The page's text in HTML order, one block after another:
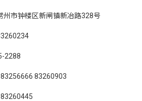
市钟楼区新闸镇新冶路328号
2288
83260903